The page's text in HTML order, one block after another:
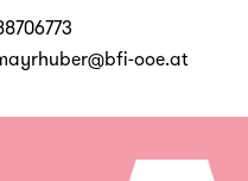
ooe.at